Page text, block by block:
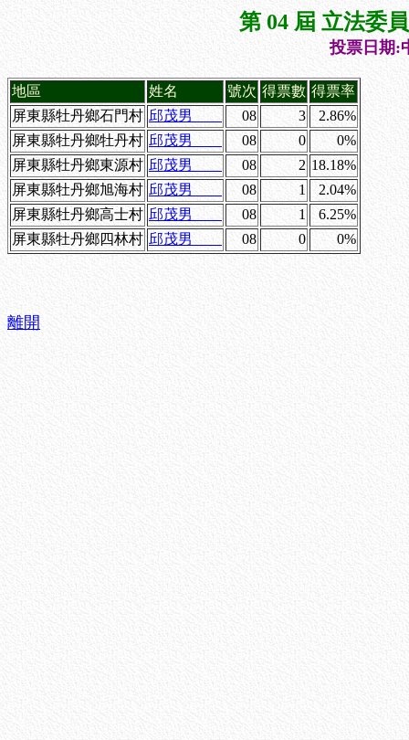
第 04 屆 立法委
投票日期:
地區 姓名 號次 得票數 得票率
屏東縣牡丹鄉石門村 邱茂男 08 3
2.86%
屏東縣牡丹鄉牡丹村 邱茂男 08 0
0%
屏東縣牡丹鄉東源村 邱茂男 08 2 18.18%
屏東縣牡丹鄉旭海村 邱茂男 08 1
2.04%
屏東縣牡丹鄉高士村 邱茂男 08 1
6.25%
屏東縣牡丹鄉四林村 邱茂男 08 0 0%
離開